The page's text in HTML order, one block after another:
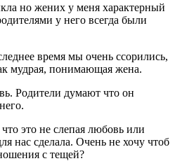
но жених у меня характерный
у него всегда были
время мы очень ссорились,
мудрая, понимающая жена.
Родители думают что он
это не слепая любовь или
нас сделала. Очень не хочу чтоб
с тещей?